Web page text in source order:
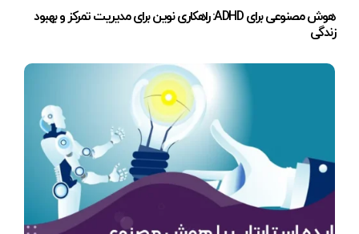
هوش مصنوعی برای ADHD: راهکاری نوین برای مدیریت تمرکز و بهبود
زندگی